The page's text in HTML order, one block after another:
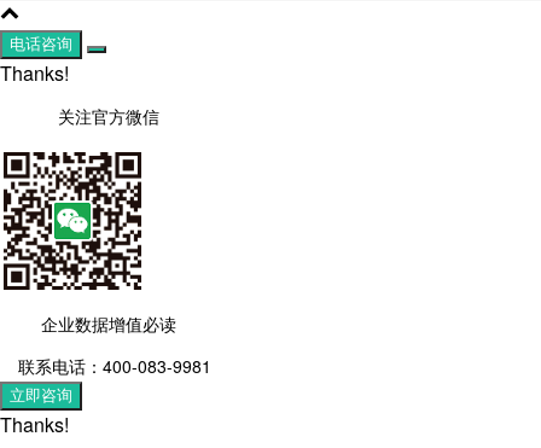
电话咨询
Thanks!
关注官方微信
企业数据增值必读
联系电话：400-083-9981
立即咨询
Thanks!